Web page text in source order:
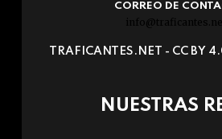
CORREO DE
TRAFICANTES.NET - CC BY
NUESTRAS